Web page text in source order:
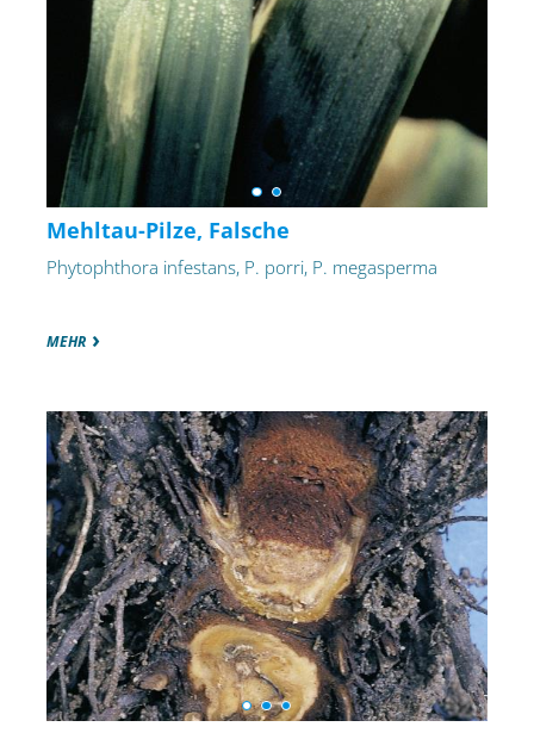
Mehltau-Pilze, Falsche
Phytophthora infestans, P. porri, P. megasperma
MEHR